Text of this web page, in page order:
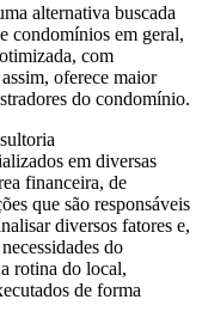
alternativa buscada
condomínios em geral,
com
oferece maior
do condomínio.
em diversas
financeira, de
que são responsáveis
diversos fatores e,
do
rotina do local,
de forma